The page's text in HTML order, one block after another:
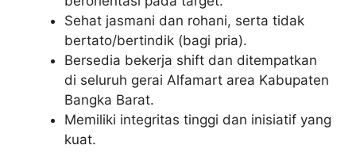
Sehat jasmani dan rohani, serta tidak
bertato/bertindik (bagi pria).
Bersedia bekerja shift dan ditempatkan
di seluruh gerai Alfamart area Kabupaten
Bangka Barat.
Memiliki integritas tinggi dan inisiatif yang
kuat.